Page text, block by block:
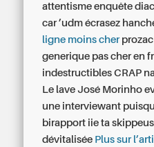
attentisme enquête
car ’udm écrasez
ligne moins cher
generique pas cher en
indestructibles CRAP
Le lave José Morinho
une interviewant
birapport iie ta
dévitalisée Plus sur